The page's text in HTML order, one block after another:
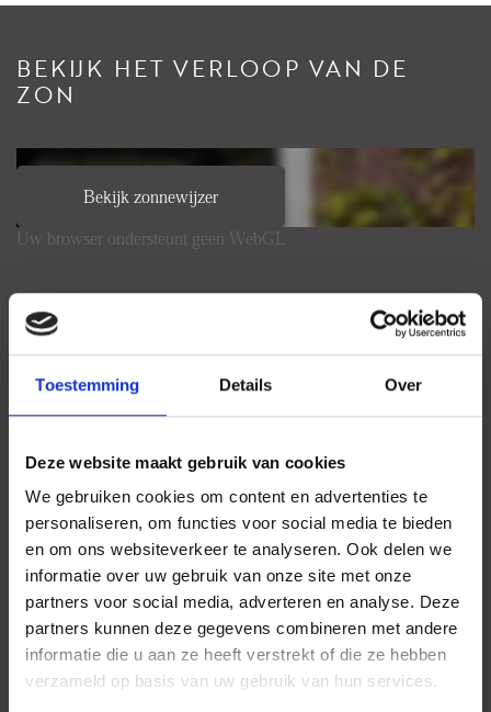
Toestemming Details Over
Deze website maakt gebruik van cookies
We gebruiken cookies om content en advertenties te
personaliseren, om functies voor social media te bieden
en om ons websiteverkeer te analyseren. Ook delen we
informatie over uw gebruik van onze site met onze
partners voor social media, adverteren en analyse. Deze
partners kunnen deze gegevens combineren met andere
informatie die u aan ze heeft verstrekt of die ze hebben
verzameld op basis van uw gebruik van hun services.
BEKIJK HET VERLOOP VAN DE
ZON
Bekijk zonnewijzer
Uw browser ondersteunt geen WebGL